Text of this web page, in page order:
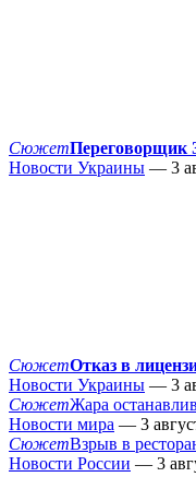
СюжетПереговорщик
Новости Украины — 3
СюжетОтказ в
Новости Украины — 3
СюжетЖара
Новости мира — 3
СюжетВзрыв в
Новости России — 3